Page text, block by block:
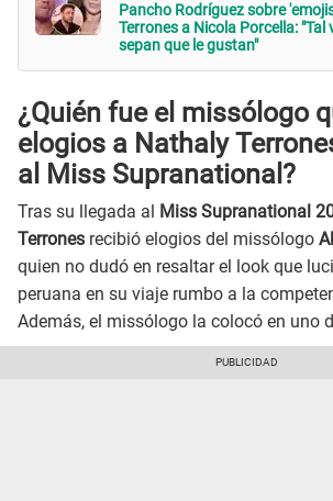
Pancho Rodríguez sobre
Terrones a Nicola Porcella: "Tal
sepan que le gustan"
¿Quién fue el missólogo
elogios a Nathaly
al Miss Supranational?
Tras su llegada al Miss Supranational
Terrones recibió elogios del missólogo
quien no dudó en resaltar el look que
peruana en su viaje rumbo a la
Además, el missólogo la colocó en uno